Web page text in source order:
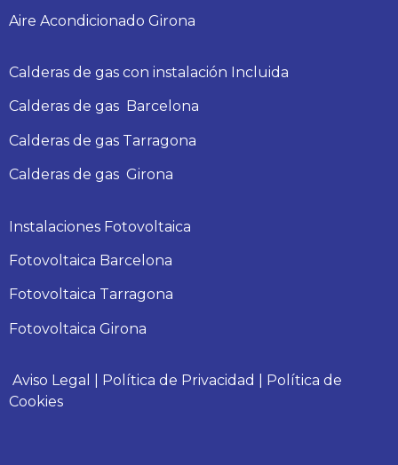
Aire Acondicionado Girona
Calderas de gas con instalación Incluida
Calderas de gas Barcelona
Calderas de gas Tarragona
Calderas de gas Girona
Instalaciones Fotovoltaica
Fotovoltaica Barcelona
Fotovoltaica Tarragona
Fotovoltaica Girona
Aviso Legal Política de Privacidad
Política de
Cookies